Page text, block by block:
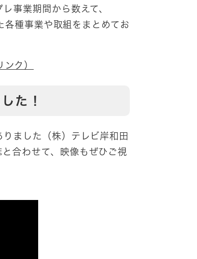
事業期間から数えて、
種事業や取組をまとめてお
ク）
た！
ました（株）テレビ岸和田
合わせて、映像もぜひご視